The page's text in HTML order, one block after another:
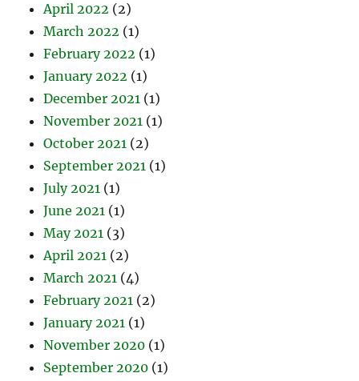
April 2022 (2)
March 2022 (1)
February 2022 (1)
January 2022 (1)
December 2021 (1)
November 2021 (1)
October 2021 (2)
September 2021 (1)
July 2021 (1)
June 2021 (1)
May 2021 (3)
April 2021 (2)
March 2021 (4)
February 2021 (2)
January 2021 (1)
November 2020 (1)
September 2020 (1)